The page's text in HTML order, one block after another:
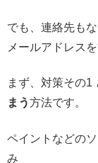
でも、連絡先も
メールアドレス
まず、対策その1
まう方法です。
ペイントなどの
み